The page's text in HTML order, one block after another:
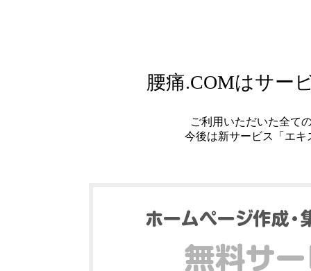
腰痛.COMはサー
ご利用いただいた全て
今後は新サービス「エ